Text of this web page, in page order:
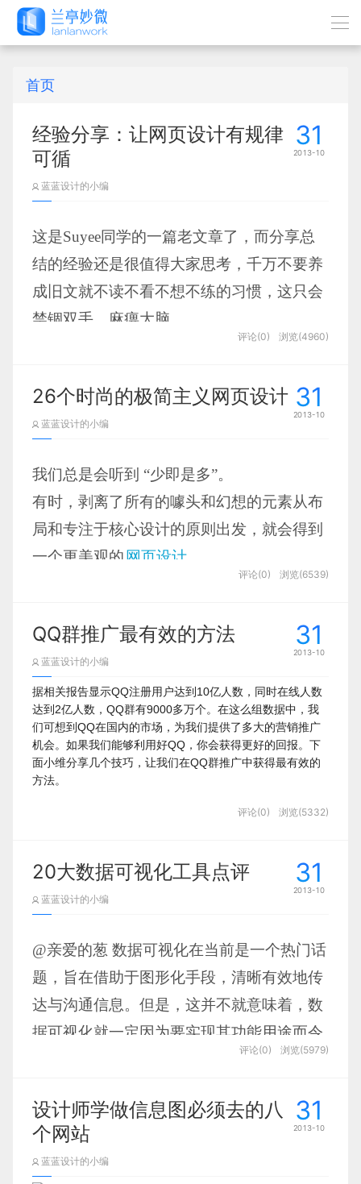
首页
31
2013-10
经验分享：让网页设计有规律
可循
蓝蓝设计的小编
这是Suyee同学的一篇老文章了，而分享总
结的经验还是很值得大家思考，千万不要养
成旧文就不读不看不想不练的习惯，这只会
禁锢双手，麻痹大脑。
收藏再多新文章，却不去看，还有何意义
开篇啰嗦了一下，但这的确是很多同学们需
要改正的坏习惯。2013年就要过去了，回首
看看，今年你在思想认知、设计手法、团队
协作、沟通演讲上有了哪些进步。
《电线杆上的用户体验设计》
论应用篇》
《团队合作中用photoshop时应该
注意什么》
沟通演讲：《写给设计师：如何与工程师一
起工作》
好咯，进入正文：随着开放平台日益增多，
衍生出来的各类应用服务也就呈不断增长的
彩斑斓，灿若繁星。我们可以来找找这些网
色彩
Amoderneden
从它的整体色彩配图元素构建等不难看出，
这是一个关于儿童教育有关的网站，推的就
是寓教于乐的产品服务。
评论(0) 浏览(4960)
31
2013-10
26个时尚的极简主义网页设计
蓝蓝设计的小编
我们总是会听到 “少即是多”。
有时，剥离了所有的噱头和幻想的元素从布
局和专注于核心设计的原则出发，就会得到
一个更美观的网页设计
极简主义 的网站
Yaron Schoen
Dan Cassaro
Friends of The Web
Color Grade It
Nudge
评论(0) 浏览(6539)
31
2013-10
QQ群推广最有效的方法
蓝蓝设计的小编
据相关报告显示QQ注册用户达到10亿人数，同时在线人数
达到2亿人数，QQ群有9000多万个。在这么组数据中，我
们可想到QQ在国内的市场，为我们提供了多大的营销推广
机会。如果我们能够利用好QQ，你会获得更好的回报。下
面小维分享几个技巧，让我们在QQ群推广中获得最有效的
方法。
前，如设置状态为“Q我吧”、空格、成为会员，其中“Q我
吧”权重最高。如果你能把群主搞定话，你可成为管理员。
当你的排名排在前几位时，你的品牌或业务就展示在前面，
2、群聊天
我们加入群以后，不要直接发广告信息，或者加入群一段时
方式是加入群以后，与群友很友好的互动。先自我介绍，互
相交流，帮助群友解决疑难问题，在群里建立权威性。在我
们聊天中间接的植入广告信息。如小维日常在群里面与大家
间的差异，然后再推荐使用哪个产品，并植入产品名称。
3、群共享
我们需要合理的利用QQ群一些工具，如群共享。群共享有
新的文件可以在群友聊天显示，可以有效的吸引群友查看群
共享的文档。我们要共享的文档最好是对群友有帮助的，也
评论(0) 浏览(5332)
31
2013-10
20大数据可视化工具点评
蓝蓝设计的小编
@亲爱的葱 数据可视化在当前是一个热门话
题，旨在借助于图形化手段，清晰有效地传
达与沟通信息。但是，这并不就意味着，数
据可视化就一定因为要实现其功能用途而令
人感到枯燥乏味，或者是为了看上去绚丽多
念，美学形式与功能需要齐头并进，通过直
观地传达关键的方面与特征，从而实现对于
相当稀疏而又复杂的数据集的深入洞察。
评论(0) 浏览(5979)
31
2013-10
设计师学做信息图必须去的八
个网站
蓝蓝设计的小编